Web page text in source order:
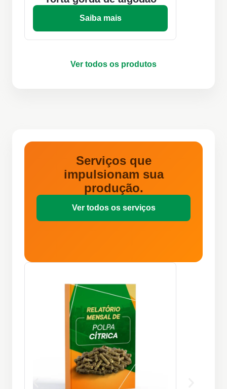
Saiba mais
Ver todos os produtos
Serviços que
impulsionam sua
produção.
Ver todos os serviços